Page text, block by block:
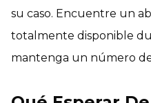
su caso. Encuentre un
totalmente disponible
mantenga un número